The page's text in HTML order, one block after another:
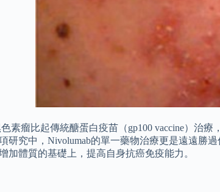
素瘤比起傳統醣蛋白疫苗（gp100 vaccine）治
究中，Nivolumab的單一藥物治療更是遠遠勝
體質的基礎上，提高自身抗癌免疫能力。